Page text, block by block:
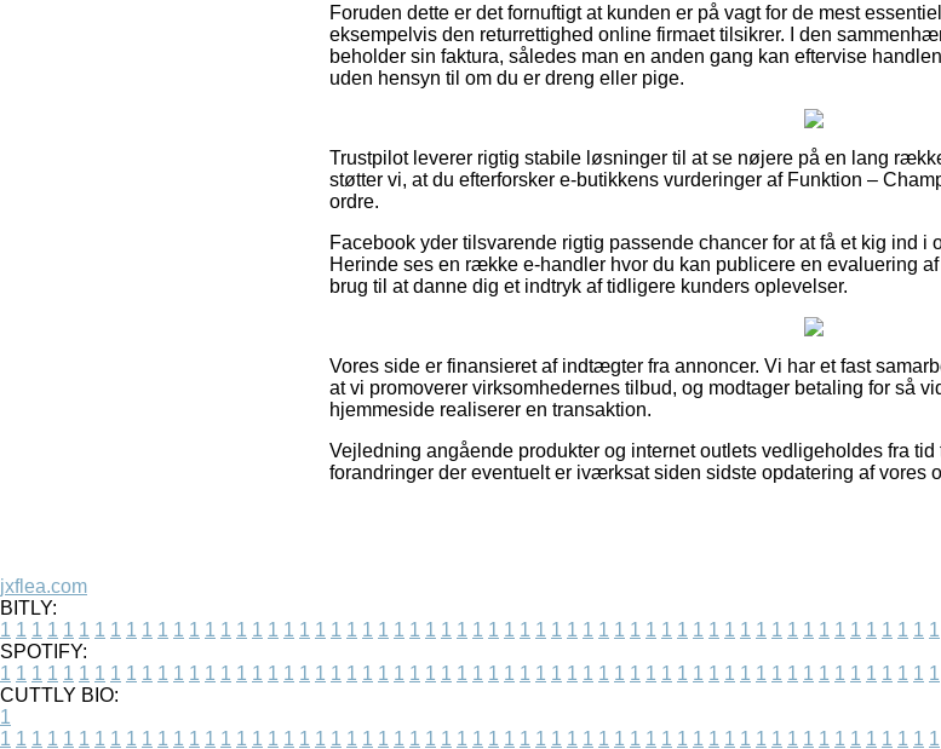
Foruden dette er det fornuftigt at kunden er på vagt for de mest
eksempelvis den returrettighed online firmaet tilsikrer. I den
beholder sin faktura, således man en anden gang kan eftervise
uden hensyn til om du er dreng eller pige.
Trustpilot leverer rigtig stabile løsninger til at se nøjere på en lang
støtter vi, at du efterforsker e-butikkens vurderinger af Funktion –
ordre.
Facebook yder tilsvarende rigtig passende chancer for at få et kig ind i
Herinde ses en række e-handler hvor du kan publicere en evaluering
brug til at danne dig et indtryk af tidligere kunders oplevelser.
Vores side er finansieret af indtægter fra annoncer. Vi har et fast
at vi promoverer virksomhedernes tilbud, og modtager betaling for så
hjemmeside realiserer en transaktion.
Vejledning angående produkter og internet outlets vedligeholdes fra
forandringer der eventuelt er iværksat siden sidste opdatering af vores
jxflea.com
BITLY:
1 1 1 1 1 1 1 1 1 1 1 1 1 1 1 1 1 1 1 1 1 1 1 1 1 1 1 1 1 1 1 1 1 1 1 1 1 1 1 1 1 1 1 1 1 1 1 1 1 1 1 1 1 1 1 1 1 1 1 1
SPOTIFY:
1 1 1 1 1 1 1 1 1 1 1 1 1 1 1 1 1 1 1 1 1 1 1 1 1 1 1 1 1 1 1 1 1 1 1 1 1 1 1 1 1 1 1 1 1 1 1 1 1 1 1 1 1 1 1 1 1 1 1 1
CUTTLY BIO:
1
1 1 1 1 1 1 1 1 1 1 1 1 1 1 1 1 1 1 1 1 1 1 1 1 1 1 1 1 1 1 1 1 1 1 1 1 1 1 1 1 1 1 1 1 1 1 1 1 1 1 1 1 1 1 1 1 1 1 1 1